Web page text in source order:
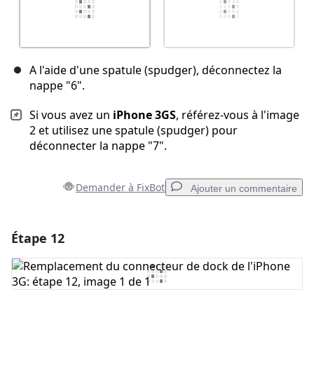
A l'aide d'une spatule (spudger), déconnectez la
nappe "6".
Si vous avez un iPhone 3GS, référez-vous à l'image
2 et utilisez une spatule (spudger) pour
déconnecter la nappe "7".
Demander à FixBot Ajouter un commentaire
Ajouter un commentaire
Étape 12